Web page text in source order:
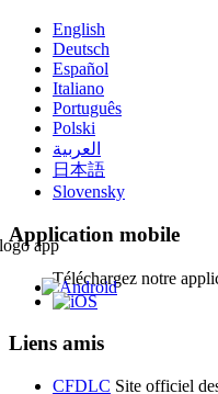
English
Deutsch
Español
Italiano
Português
Polski
العربية
日本語
Slovensky
Application mobile
Téléchargez notre
Liens amis
CFDLC Site officiel